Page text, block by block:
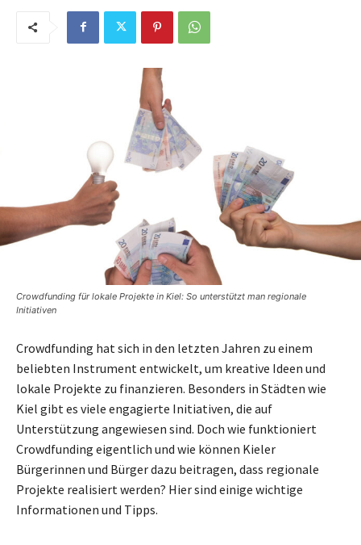
Crowdfunding für lokale Projekte in Kiel: So unterstützt man regionale
Initiativen
Crowdfunding hat sich in den letzten Jahren zu einem
beliebten Instrument entwickelt, um kreative Ideen und
lokale Projekte zu finanzieren. Besonders in Städten wie
Kiel gibt es viele engagierte Initiativen, die auf
Unterstützung angewiesen sind. Doch wie funktioniert
Crowdfunding eigentlich und wie können Kieler
Bürgerinnen und Bürger dazu beitragen, dass regionale
Projekte realisiert werden? Hier sind einige wichtige
Informationen und Tipps.